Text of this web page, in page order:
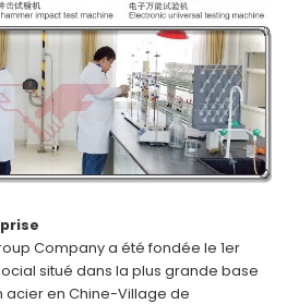
Company a été fondée le 1er
situé dans la plus grande base
acieren Chine-Village de